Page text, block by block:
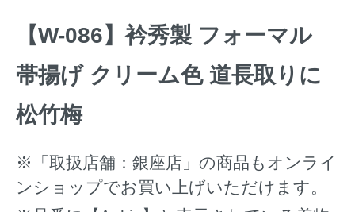
【W-086】衿秀製 フォーマル
帯揚げ クリーム色 道長取りに
松竹梅
※「取扱店舗：銀座店」の商品もオンライ
ンショップでお買い上げいただけます。